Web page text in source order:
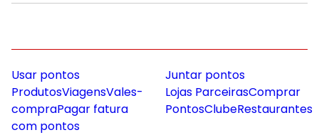
Usar pontos
ProdutosViagensVales-
compraPagar fatura
com pontos
Juntar pontos
Lojas ParceirasComprar
PontosClubeRestaurantes